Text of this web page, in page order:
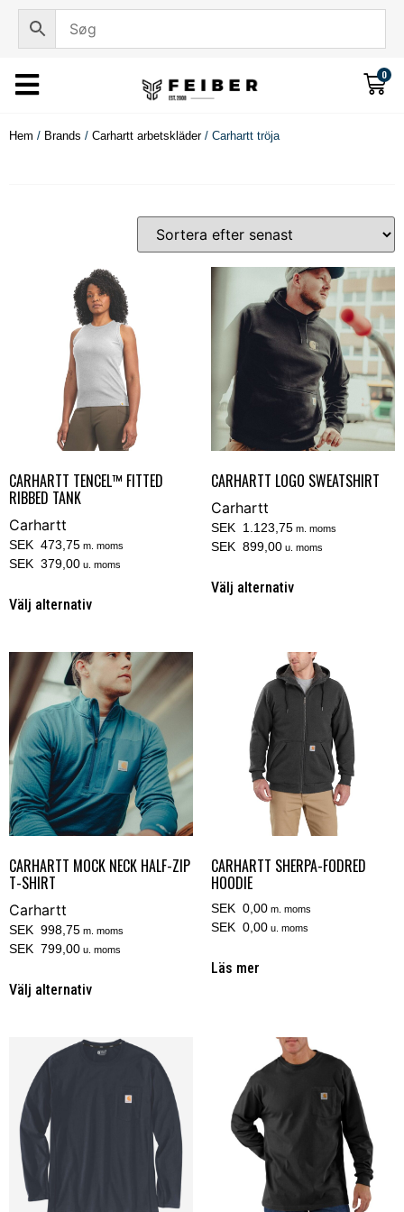
0
Hem / Brands / Carhartt arbetskläder/ Carhartt tröja
CARHARTT TENCEL™ FITTED
RIBBED TANK
Carhartt
SEK 473,75 m. moms
SEK 379,00 u. moms
Välj alternativ
CARHARTT LOGO SWEATSHIRT
Carhartt
SEK 1.123,75 m. moms
SEK 899,00 u. moms
Välj alternativ
CARHARTT MOCK NECK HALF-ZIP
T-SHIRT
Carhartt
SEK 998,75 m. moms
SEK 799,00 u. moms
Välj alternativ
CARHARTT SHERPA-FODRED
HOODIE
SEK 0,00 m. moms
SEK 0,00 u. moms
Läs mer